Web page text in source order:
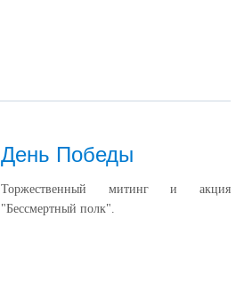
День Победы
Торжественный митинг и акция
"Бессмертный полк".